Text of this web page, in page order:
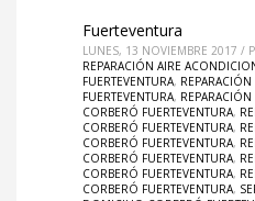
Fuerteventura
LUNES, 13 NOVIEMBRE 2017 /
REPARACIÓN AIRE
FUERTEVENTURA,
FUERTEVENTURA,
CORBERÓ FUERTEVENTURA,
CORBERÓ FUERTEVENTURA,
CORBERÓ FUERTEVENTURA,
CORBERÓ FUERTEVENTURA,
CORBERÓ FUERTEVENTURA,
CORBERÓ FUERTEVENTURA,